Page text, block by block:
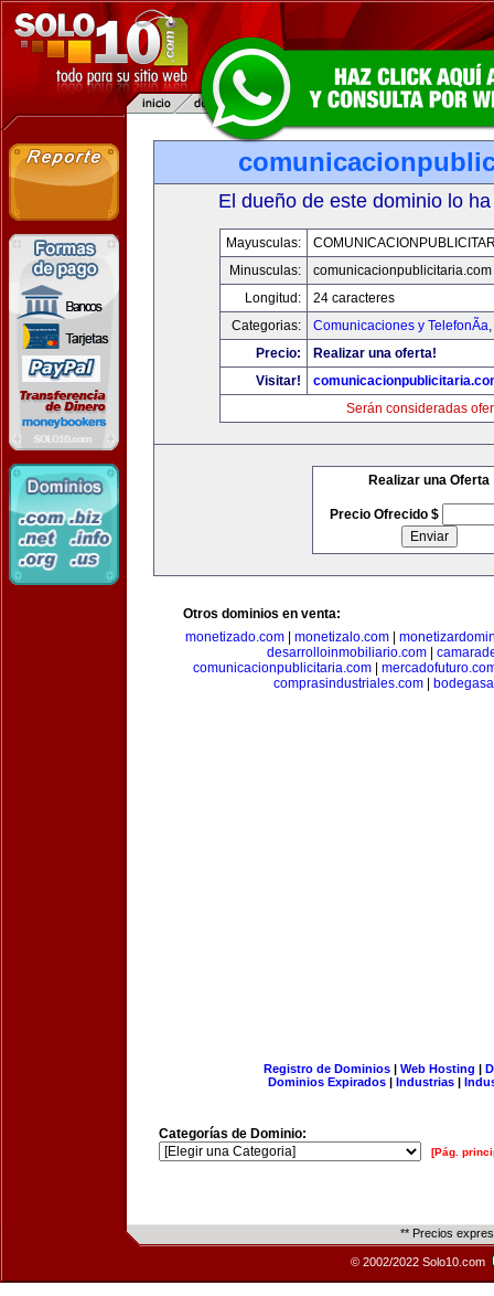
El dueño de este dominio lo
Mayusculas:
Minusculas:
comunicacionpublicitaria.com
Longitud:
24 caracteres
Categorias:
Comunicaciones y TelefonÃ­a,
Precio:
Realizar una oferta!
Visitar!
Serán consideradas
Realizar una Oferta
Precio Ofrecido $
Otros dominios en venta:
monetizado.com
monetizalo.com
desarrolloinmobiliario.com
comunicacionpublicitaria.com|
comprasindustriales.com|
Registro de Dominios| Web Hosting |
Dominios Expirados | Industrias |
Categorías de Dominio:
[Pág.
** Precios
© 2002/2022 Solo10.com